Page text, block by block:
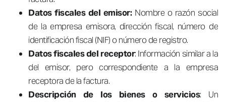
Datos fiscales del emisor:Nombre o razón social
de la empresa emisora, dirección fiscal, número de
identificación fiscal (NIF) o número de registro.
Datos fiscales del receptor: Información similar a la
del emisor, pero correspondiente a la empresa
receptora de la factura.
Descripción de los bienes o servicios: Un